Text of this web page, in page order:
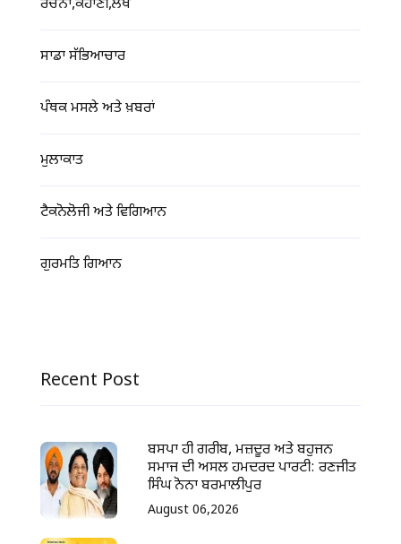
ਰਚਨਾ,ਕਹਾਣੀ,ਲੇਖ
ਸਾਡਾ ਸੱਭਿਆਚਾਰ
ਪੰਥਕ ਮਸਲੇ ਅਤੇ ਖ਼ਬਰਾਂ
ਮੁਲਾਕਾਤ
ਟੈਕਨੋਲੋਜੀ ਅਤੇ ਵਿਗਿਆਨ
ਗੁਰਮਤਿ ਗਿਆਨ
Recent Post
ਬਸਪਾ ਹੀ ਗਰੀਬ, ਮਜ਼ਦੂਰ ਅਤੇ ਬਹੁਜਨ
ਸਮਾਜ ਦੀ ਅਸਲ ਹਮਦਰਦ ਪਾਰਟੀ: ਰਣਜੀਤ
ਸਿੰਘ ਨੋਨਾ ਬਰਮਾਲੀਪੁਰ
August 06,2026